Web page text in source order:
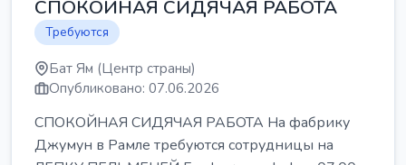
СПОКОЙНАЯ СИДЯЧАЯ РАБОТА
Требуются
Бат Ям (Центр страны)
Опубликовано: 07.06.2026
СПОКОЙНАЯ СИДЯЧАЯ РАБОТА На фабрику
Джумун в Рамле требуются сотрудницы на